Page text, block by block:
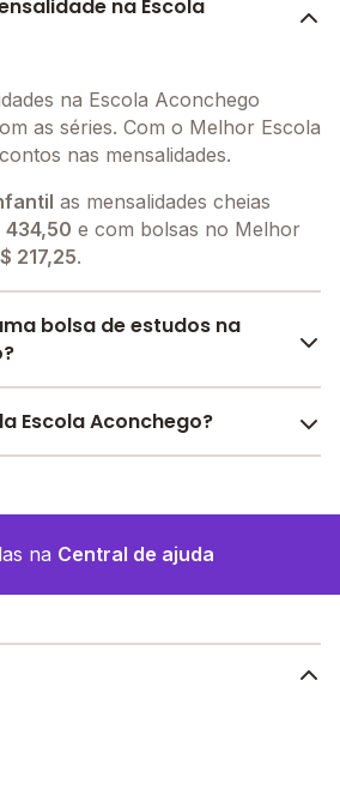
na Escola
na Escola Aconchego
as séries. Com o Melhor Escola
nas mensalidades.
as mensalidades cheias
434,50 e com bolsas no Melhor
217,25.
bolsa de estudos na
descontos para a Escola
Escola Aconchego?
- RN.
na Central de ajuda